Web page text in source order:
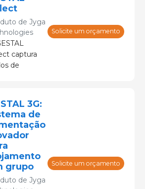
pt-br/
Canadá
de Jyga
captura
de
a
o
de alto
Os
de
podem
esses
Solicite um orçamento
3G:
de
grupo
de Jyga
Solicite um orçamento